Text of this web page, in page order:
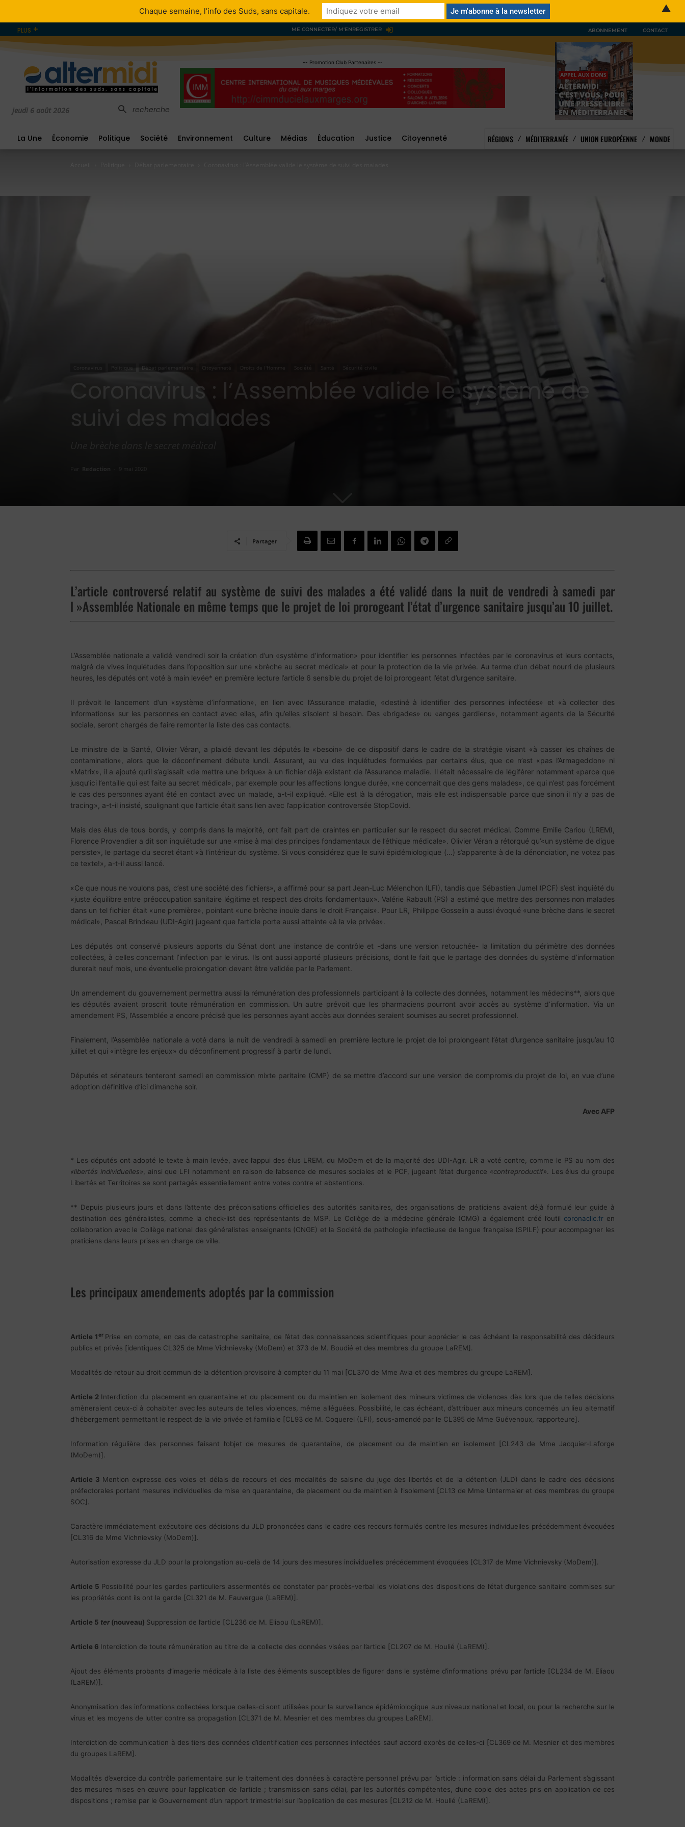
PLUS ME CONNECTER/ M'ENREGISTRER ABONNEMENT CONTACT
jeudi 6 août 2026 recherche
-- Promotion Club Partenaires --
La Une Économie Politique Société Environnement Culture Médias Éducation Justice Citoyenneté RÉGIONS MÉDITERRANÉE UNION EUROPÉENNE MONDE
Coronavirus Politique Débat parlementaire Citoyenneté Droits de l'Homme Société Santé Sécurité civile
Coronavirus : l’Assemblée valide le système de
suivi des malades
Par Redaction 9 mai 2020
Partager
L’article controversé relatif au système de suivi des malades a été validé dans la nuit de vendredi à samedi par
l »Assemblée Nationale en même temps que le projet de loi prorogeant l’état d’urgence sanitaire jusqu’au 10 juillet.
L’Assemblée nationale a validé vendredi soir la création d’un «système d’information» pour identifier les personnes infectées par le coronavirus et leurs contacts,
malgré de vives inquiétudes dans l’opposition sur une «brèche au secret médical» et pour la protection de la vie privée. Au terme d’un débat nourri de plusieurs
heures, les députés ont voté à main levée* en première lecture l’article 6 sensible du projet de loi prorogeant l’état d’urgence sanitaire.
Il prévoit le lancement d’un «système d’information», en lien avec l’Assurance maladie, «destiné à identifier des personnes infectées» et «à collecter des
informations» sur les personnes en contact avec elles, afin qu’elles s’isolent si besoin. Des «brigades» ou «anges gardiens», notamment agents de la Sécurité
sociale, seront chargés de faire remonter la liste des cas contacts.
Le ministre de la Santé, Olivier Véran, a plaidé devant les députés le «besoin» de ce dispositif dans le cadre de la stratégie visant «à casser les chaînes de
contamination», alors que le déconfinement débute lundi. Assurant, au vu des inquiétudes formulées par certains élus, que ce n’est «pas l’Armageddon» ni
«Matrix», il a ajouté qu’il s’agissait «de mettre une brique» à un fichier déjà existant de l’Assurance maladie. Il était nécessaire de légiférer notamment «parce que
jusqu’ici l’entaille qui est faite au secret médical», par exemple pour les affections longue durée, «ne concernait que des gens malades», ce qui n’est pas forcément
le cas des personnes ayant été en contact avec un malade, a-t-il expliqué. «Elle est là la dérogation, mais elle est indispensable parce que sinon il n’y a pas de
tracing», a-t-il insisté, soulignant que l’article était sans lien avec l’application controversée StopCovid.
Mais des élus de tous bords, y compris dans la majorité, ont fait part de craintes en particulier sur le respect du secret médical. Comme Emilie Cariou (LREM),
Florence Provendier a dit son inquiétude sur une «mise à mal des principes fondamentaux de l’éthique médicale». Olivier Véran a rétorqué qu’«un système de digue
persiste», le partage du secret étant «à l’intérieur du système. Si vous considérez que le suivi épidémiologique (…) s’apparente à de la dénonciation, ne votez pas
ce texte!», a-t-il aussi lancé.
«Ce que nous ne voulons pas, c’est une société des fichiers», a affirmé pour sa part Jean-Luc Mélenchon (LFI), tandis que Sébastien Jumel (PCF) s’est inquiété du
«juste équilibre entre préoccupation sanitaire légitime et respect des droits fondamentaux». Valérie Rabault (PS) a estimé que mettre des personnes non malades
dans un tel fichier était «une première», pointant «une brèche inouïe dans le droit Français». Pour LR, Philippe Gosselin a aussi évoqué «une brèche dans le secret
médical», Pascal Brindeau (UDI-Agir) jugeant que l’article porte aussi atteinte «à la vie privée».
Les députés ont conservé plusieurs apports du Sénat dont une instance de contrôle et -dans une version retouchée- la limitation du périmètre des données
collectées, à celles concernant l’infection par le virus. Ils ont aussi apporté plusieurs précisions, dont le fait que le partage des données du système d’information
durerait neuf mois, une éventuelle prolongation devant être validée par le Parlement.
Un amendement du gouvernement permettra aussi la rémunération des professionnels participant à la collecte des données, notamment les médecins**, alors que
les députés avaient proscrit toute rémunération en commission. Un autre prévoit que les pharmaciens pourront avoir accès au système d’information. Via un
amendement PS, l’Assemblée a encore précisé que les personnes ayant accès aux données seraient soumises au secret professionnel.
Finalement, l’Assemblée nationale a voté dans la nuit de vendredi à samedi en première lecture le projet de loi prolongeant l’état d’urgence sanitaire jusqu’au 10
juillet et qui «intègre les enjeux» du déconfinement progressif à partir de lundi.
Députés et sénateurs tenteront samedi en commission mixte paritaire (CMP) de se mettre d’accord sur une version de compromis du projet de loi, en vue d’une
adoption définitive d’ici dimanche soir.
Avec AFP
* Les députés ont adopté le texte à main levée, avec l’appui des élus LREM, du MoDem et de la majorité des UDI-Agir. LR a voté contre, comme le PS au nom des
«libertés individuelles» , ainsi que LFI notamment en raison de l’absence de mesures sociales et le PCF, jugeant l’état d’urgence «contreproductif» . Les élus du groupe
Libertés et Territoires se sont partagés essentiellement entre votes contre et abstentions.
** Depuis plusieurs jours et dans l’attente des préconisations officielles des autorités sanitaires, des organisations de praticiens avaient déjà formulé leur guide à
destination des généralistes, comme la check-list des représentants de MSP. Le Collège de la médecine générale (CMG) a également créé l’outil coronaclic.fr en
collaboration avec le Collège national des généralistes enseignants (CNGE) et la Société de pathologie infectieuse de langue française (SPILF) pour accompagner les
praticiens dans leurs prises en charge de ville.
Les principaux amendements adoptés par la commission
Article 1er Prise en compte, en cas de catastrophe sanitaire, de l’état des connaissances scientifiques pour apprécier le cas échéant la responsabilité des décideurs
publics et privés [identiques CL325 de Mme Vichnievsky (MoDem) et 373 de M. Boudié et des membres du groupe LaREM].
Modalités de retour au droit commun de la détention provisoire à compter du 11 mai [CL370 de Mme Avia et des membres du groupe LaREM].
Article 2 Interdiction du placement en quarantaine et du placement ou du maintien en isolement des mineurs victimes de violences dès lors que de telles décisions
amèneraient ceux-ci à cohabiter avec les auteurs de telles violences, même alléguées. Possibilité, le cas échéant, d’attribuer aux mineurs concernés un lieu alternatif
d’hébergement permettant le respect de la vie privée et familiale [CL93 de M. Coquerel (LFI), sous-amendé par le CL395 de Mme Guévenoux, rapporteure].
Information régulière des personnes faisant l’objet de mesures de quarantaine, de placement ou de maintien en isolement [CL243 de Mme Jacquier-Laforge
(MoDem)].
Article 3 Mention expresse des voies et délais de recours et des modalités de saisine du juge des libertés et de la détention (JLD) dans le cadre des décisions
préfectorales portant mesures individuelles de mise en quarantaine, de placement ou de maintien à l’isolement [CL13 de Mme Untermaier et des membres du groupe
SOC].
Caractère immédiatement exécutoire des décisions du JLD prononcées dans le cadre des recours formulés contre les mesures individuelles précédemment évoquées
[CL316 de Mme Vichnievsky (MoDem)].
Autorisation expresse du JLD pour la prolongation au-delà de 14 jours des mesures individuelles précédemment évoquées [CL317 de Mme Vichnievsky (MoDem)].
Article 5 Possibilité pour les gardes particuliers assermentés de constater par procès-verbal les violations des dispositions de l’état d’urgence sanitaire commises sur
les propriétés dont ils ont la garde [CL321 de M. Fauvergue (LaREM)].
Article 5 ter(nouveau) Suppression de l’article [CL236 de M. Eliaou (LaREM)].
Article 6 Interdiction de toute rémunération au titre de la collecte des données visées par l’article [CL207 de M. Houlié (LaREM)].
Ajout des éléments probants d’imagerie médicale à la liste des éléments susceptibles de figurer dans le système d’informations prévu par l’article [CL234 de M. Eliaou
(LaREM)].
Anonymisation des informations collectées lorsque celles-ci sont utilisées pour la surveillance épidémiologique aux niveaux national et local, ou pour la recherche sur le
virus et les moyens de lutter contre sa propagation [CL371 de M. Mesnier et des membres du groupes LaREM].
Interdiction de communication à des tiers des données d’identification des personnes infectées sauf accord exprès de celles-ci [CL369 de M. Mesnier et des membres
du groupes LaREM].
Modalités d’exercice du contrôle parlementaire sur le traitement des données à caractère personnel prévu par l’article : information sans délai du Parlement s’agissant
des mesures mises en œuvre pour l’application de l’article ; transmission sans délai, par les autorités compétentes, d’une copie des actes pris en application de ces
dispositions ; remise par le Gouvernement d’un rapport trimestriel sur l’application de ces mesures [CL212 de M. Houlié (LaREM)].
Chaque semaine, l’info des Suds, sans capitale. ▲